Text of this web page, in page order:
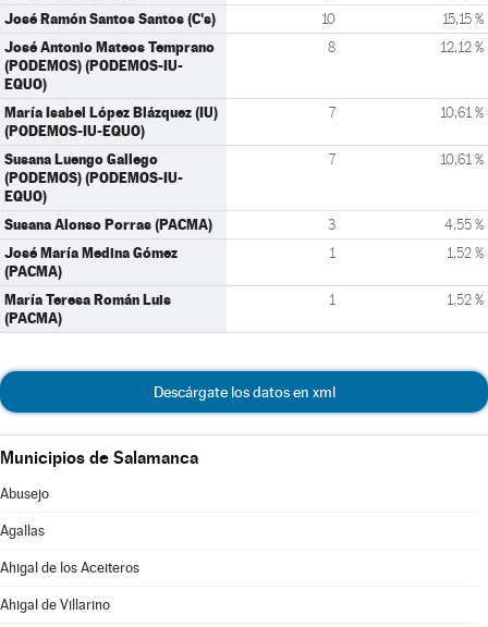
José Ramón Santos Santos (C's) 10 15,15 %
José Antonio Mateos Temprano
(PODEMOS) (PODEMOS-IU-
EQUO)
8 12,12 %
María Isabel López Blázquez (IU)
(PODEMOS-IU-EQUO)
7 10,61 %
Susana Luengo Gallego
(PODEMOS) (PODEMOS-IU-
EQUO)
7 10,61 %
Susana Alonso Porras (PACMA) 3 4,55 %
José María Medina Gómez
(PACMA)
1 1,52 %
María Teresa Román Luis
(PACMA)
1 1,52 %
Descárgate los datos en xml
Municipios de Salamanca
Abusejo
Agallas
Ahigal de los Aceiteros
Ahigal de Villarino